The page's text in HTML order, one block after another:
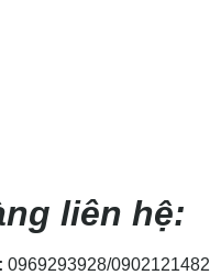
liên hệ:
0969293928/0902121482